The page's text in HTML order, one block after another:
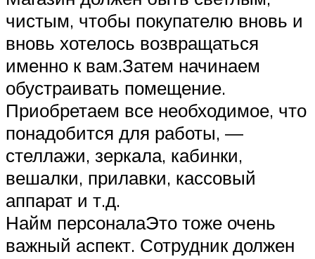
чистым, чтобы покупателю вновь и
вновь хотелось возвращаться
именно к вам.Затем начинаем
обустраивать помещение.
Приобретаем все необходимое, что
понадобится для работы, —
стеллажи, зеркала, кабинки,
вешалки, прилавки, кассовый
аппарат и т.д.
Найм персоналаЭто тоже очень
важный аспект. Сотрудник должен